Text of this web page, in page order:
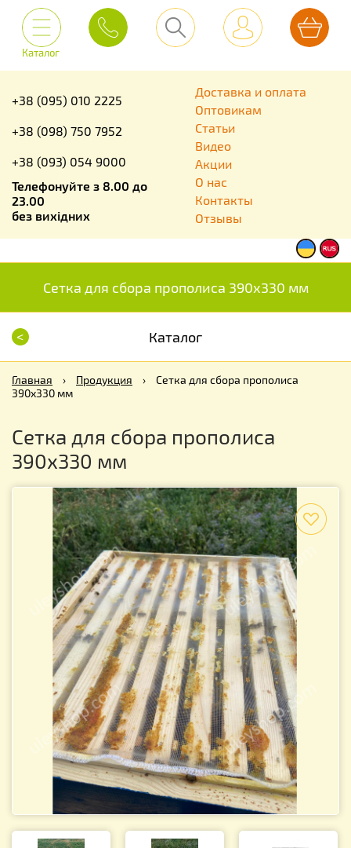
Каталог
+38 (095) 010 2225
+38 (098) 750 7952
+38 (093) 054 9000
Телефонуйте з 8.00 до
23.00
без вихідних
Доставка и оплата
Оптовикам
Статьи
Видео
Акции
О нас
Контакты
Отзывы
Сетка для сбора прополиса 390х330 мм
< Каталог
Главная › Продукция ›
Сетка для сбора прополиса
390х330 мм
Сетка для сбора прополиса
390х330 мм